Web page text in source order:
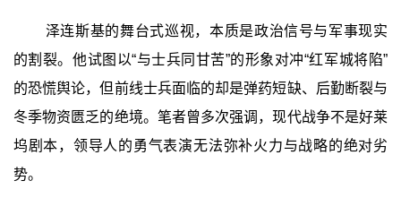
泽连斯基的舞台式巡视，本质是政治信号与军事现实
的割裂。他试图以“与士兵同甘苦”的形象对冲“红军城将陷”
的恐慌舆论，但前线士兵面临的却是弹药短缺、后勤断裂与
冬季物资匮乏的绝境。笔者曾多次强调，现代战争不是好莱
坞剧本，领导人的勇气表演无法弥补火力与战略的绝对劣
势。